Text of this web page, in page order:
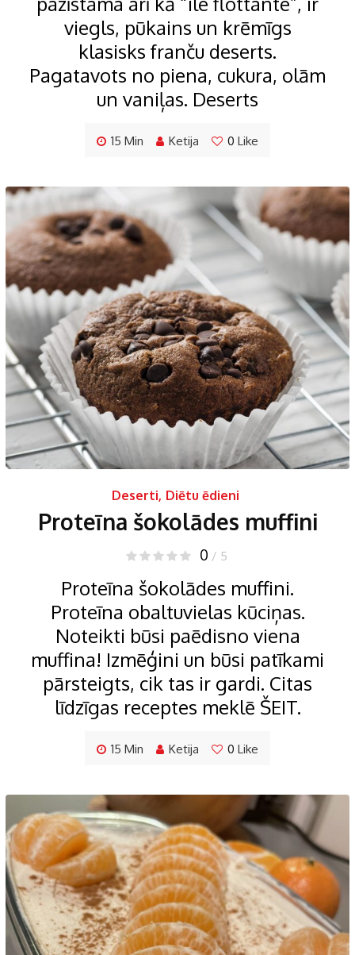
viegls, pūkains un krēmīgs
klasisks franču deserts.
Pagatavots no piena, cukura, olām
un vaniļas. Deserts
15 Min Ketija 0 Like
Deserti, Diētu ēdieni
Proteīna šokolādes muffini
0 / 5
Proteīna šokolādes muffini.
Proteīna obaltuvielas kūciņas.
Noteikti būsi paēdisno viena
muffina! Izmēģini un būsi patīkami
pārsteigts, cik tas ir gardi. Citas
līdzīgas receptes meklē ŠEIT.
15 Min Ketija 0 Like